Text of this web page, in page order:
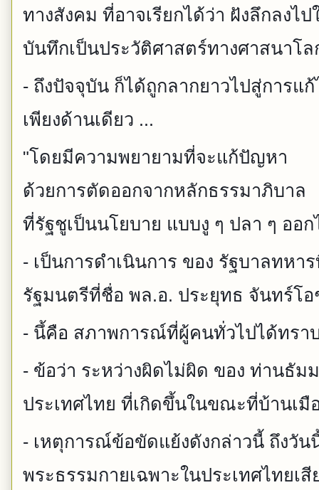
ทางสังคม ที่อาจเรียกได้ว่า ฝังลึกลงไ
บันทึกเป็นประวัติศาสตร์ทางศาสนาโล
- ถึงปัจจุบัน ก็ได้ถูกลากยาวไปสู่การ
เพียงด้านเดียว ...
"โดยมีความพยายามที่จะแก้ปัญหา
ด้วยการตัดออกจากหลักธรรมาภิบาล
ที่รัฐชูเป็นนโยบาย แบบงู ๆ ปลา ๆ ออก
- เป็นการดำเนินการ ของ รัฐบาลทหา
รัฐมนตรีที่ชื่อ พล.อ. ประยุทธ จันทร์โอ
- นึ้คือ สภาพการณ์ที่ผู้คนทั่วไปได้ทรา
- ข้อว่า ระหว่างผิดไม่ผิด ของ ท่านธัม
ประเทศไทย ที่เกิดขึ้นในขณะที่บ้านเมื
- เหตุการณ์ข้อขัดแย้งดังกล่าวนี้ ถึงวั
พระธรรมกายเฉพาะในประเทศไทยเ